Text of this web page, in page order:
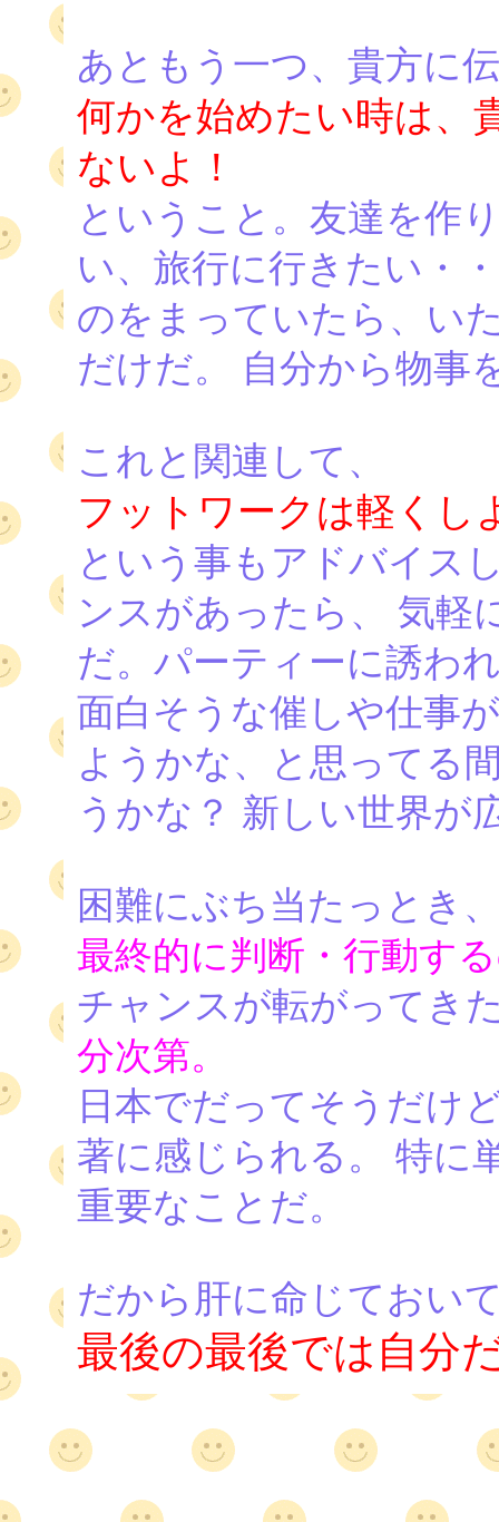
あともう一つ、貴方に
何かを始めたい時は、
ないよ！
ということ。友達を作
い、旅行に行きたい・
のをまっていたら、い
だけだ。 自分から物事
これと関連して、
フットワークは軽くし
という事もアドバイス
ンスがあったら、 気軽
だ。パーティーに誘わ
面白そうな催しや仕事
ようかな、と思ってる
うかな？ 新しい世界が
困難にぶち当たっとき
最終的に判断・行動す
チャンスが転がってき
分次第。
日本でだってそうだけ
著に感じられる。 特に
重要なことだ。
だから肝に命じておい
最後の最後では自分